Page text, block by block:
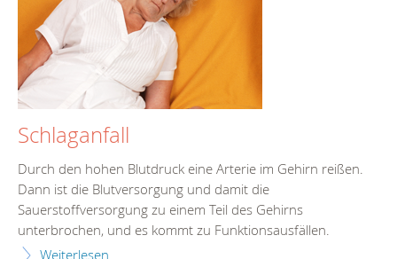
Schlaganfall
Durch den hohen Blutdruck eine Arterie im Gehirn reißen.
Dann ist die Blutversorgung und damit die
Sauerstoffversorgung zu einem Teil des Gehirns
unterbrochen, und es kommt zu Funktionsausfällen.
Weiterlesen